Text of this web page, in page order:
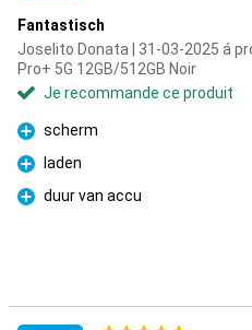
Fantastisch
Joselito Donata | 31-03-2025 á
Pro+ 5G 12GB/512GB Noir
Je recommande ce produit
Pour
scherm
Pour
laden
Pour
duur van accu